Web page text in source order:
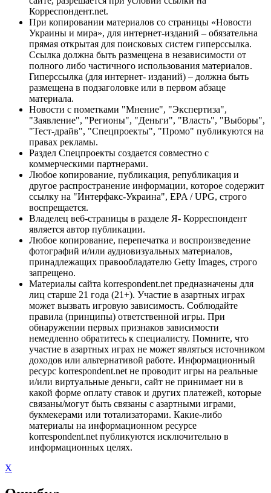
Корреспондент.net.
При копировании материалов со страницы «Новости
Украины и мира», для интернет-изданий – обязательна
прямая открытая для поисковых систем гиперссылка.
Ссылка должна быть размещена в независимости от
полного либо частичного использования материалов.
Гиперссылка (для интернет- изданий) – должна быть
размещена в подзаголовке или в первом абзаце
материала.
Новости с пометками "Мнение", "Экспертиза",
"Заявление", "Регионы", "Деньги", "Власть", "Выборы",
"Тест-драйв", "Спецпроекты", "Промо" публикуются на
правах рекламы.
Раздел Спецпроекты создается совместно с
коммерческими партнерами.
Любое копирование, публикация, републикация и
другое распространение информации, которое содержит
ссылку на "Интерфакс-Украина", EPA / UPG, строго
воспрещается.
Владелец веб-страницы в разделе Я- Корреспондент
является автор публикации.
Любое копирование, перепечатка и воспроизведение
фотографий и/или аудиовизуальных материалов,
принадлежащих правообладателю Getty Images, строго
запрещено.
Материалы сайта korrespondent.net предназначены для
лиц старше 21 года (21+). Участие в азартных играх
может вызвать игровую зависимость. Соблюдайте
правила (принципы) ответственной игры. При
обнаружении первых признаков зависимости
немедленно обратитесь к специалисту. Помните, что
участие в азартных играх не может являться источником
доходов или альтернативой работе. Информационный
ресурс korrespondent.net не проводит игры на реальные
и/или виртуальные деньги, сайт не принимает ни в
какой форме оплату ставок и других платежей, которые
связаны/могут быть связаны с азартными играми,
букмекерами или тотализаторами. Какие-либо
материалы на информационном ресурсе
korrespondent.net публикуются исключительно в
информационных целях.
X